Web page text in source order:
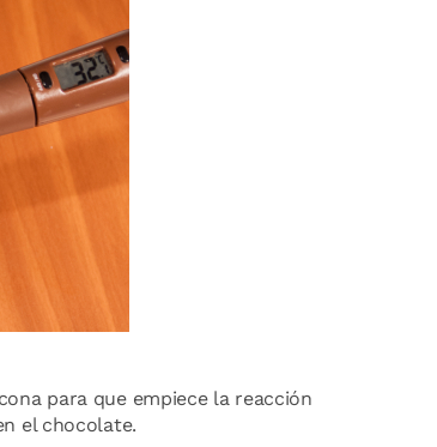
para que empiece la reacción
el chocolate.